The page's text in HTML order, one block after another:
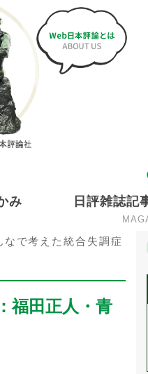
み 日評雑誌記
で考えた統合失調症
福田正人・青